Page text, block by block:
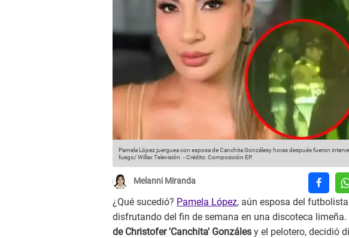
Pamela López juerguea con esposa de Canchita Gonzálesy horas después fueron
fuego/ Willax Televisión. -Crédito: Composición EP.
Melanni Miranda
¿Qué sucedió? Pamela López, aún esposa del futbolista
disfrutando del fin de semana en una discoteca limeña.
de Christofer 'Canchita' Gonzáles y el pelotero, decidió